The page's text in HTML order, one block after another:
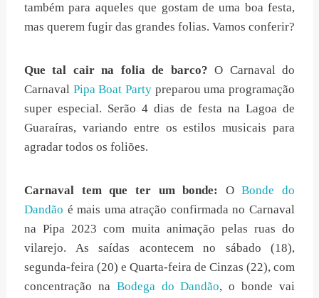
também para aqueles que gostam de uma boa festa,
mas querem fugir das grandes folias. Vamos conferir?
Que tal cair na folia de barco?O Carnaval do
Carnaval Pipa Boat Party preparou uma programação
super especial. Serão 4 dias de festa na Lagoa de
Guaraíras, variando entre os estilos musicais para
agradar todos os foliões.
Carnaval tem que ter um bonde: OBonde do
Dandão é mais uma atração confirmada no Carnaval
na Pipa 2023 com muita animação pelas ruas do
vilarejo. As saídas acontecem no sábado (18),
segunda-feira (20) e Quarta-feira de Cinzas (22), com
concentração na Bodega do Dandão, o bonde vai